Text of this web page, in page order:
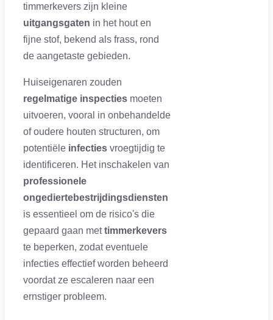
timmerkevers zijn kleine
uitgangsgaten in het hout en
fijne stof, bekend als frass, rond
de aangetaste gebieden.
Huiseigenaren zouden
regelmatige inspecties moeten
uitvoeren, vooral in onbehandelde
of oudere houten structuren, om
potentiële infecties vroegtijdig te
identificeren. Het inschakelen van
professionele
ongediertebestrijdingsdiensten
is essentieel om de risico's die
gepaard gaan mettimmerkevers
te beperken, zodat eventuele
infecties effectief worden beheerd
voordat ze escaleren naar een
ernstiger probleem.